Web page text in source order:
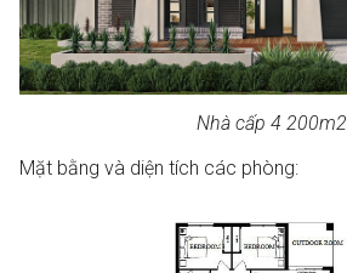
Nhà cấp 4 200m2
Mặt bằng và diện tích các phòng: